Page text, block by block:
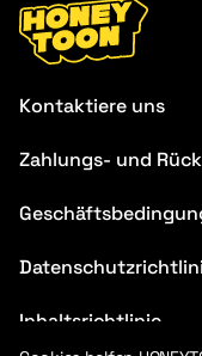
Kontaktiere uns
Zahlungs- und
Inhaltsrichtlinie